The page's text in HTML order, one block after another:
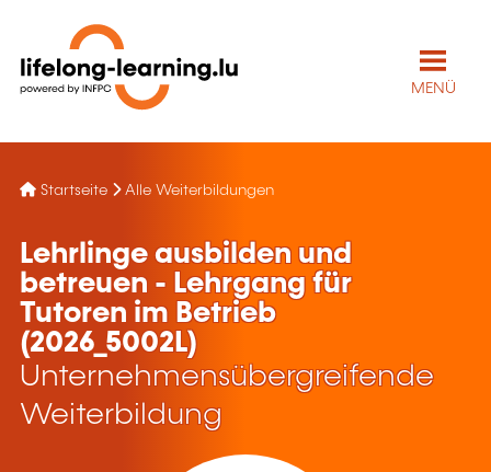
MENÜ
Startseite Alle Weiterbildungen
Lehrlinge ausbilden und
betreuen - Lehrgang für
Tutoren im Betrieb
(2026_5002L)
Unternehmensübergreifende
Weiterbildung